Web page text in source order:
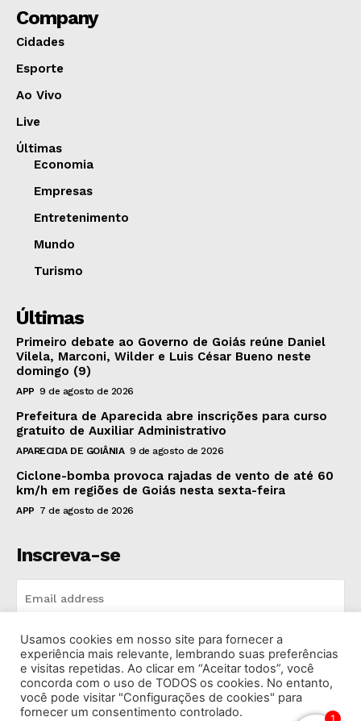
Company
Cidades
Esporte
Ao Vivo
Live
Últimas
Economia
Empresas
Entretenimento
Mundo
Turismo
Últimas
Primeiro debate ao Governo de Goiás reúne Daniel
Vilela, Marconi, Wilder e Luis César Bueno neste
domingo (9)
APP 9 de agosto de 2026
Prefeitura de Aparecida abre inscrições para curso
gratuito de Auxiliar Administrativo
APARECIDA DE GOIÂNIA 9 de agosto de 2026
Ciclone-bomba provoca rajadas de vento de até 60
km/h em regiões de Goiás nesta sexta-feira
APP 7 de agosto de 2026
Inscreva-se
INSCREVA-SE
I've read and accept thePrivacy Policy.
Usamos cookies em nosso site para fornecer a
experiência mais relevante, lembrando suas preferências
e visitas repetidas. Ao clicar em “Aceitar todos”, você
concorda com o uso de TODOS os cookies. No entanto,
você pode visitar "Configurações de cookies" para
fornecer um consentimento controlado.